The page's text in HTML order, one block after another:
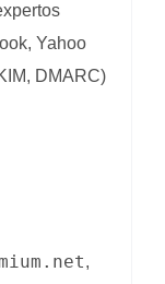
Yahoo
DMARC)
,